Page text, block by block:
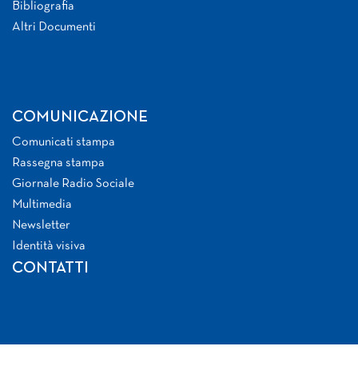
Bibliografia
Altri Documenti
COMUNICAZIONE
Comunicati stampa
Rassegna stampa
Giornale Radio Sociale
Multimedia
Newsletter
Identità visiva
CONTATTI